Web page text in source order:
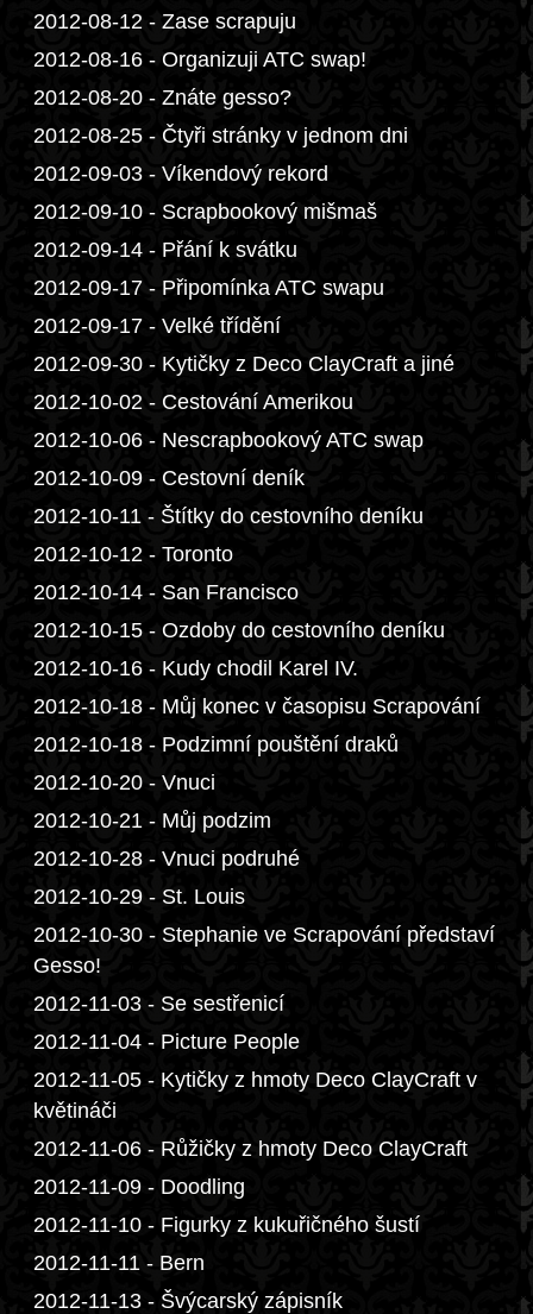
2012-08-12 - Zase scrapuju
2012-08-16 - Organizuji ATC swap!
2012-08-20 - Znáte gesso?
2012-08-25 - Čtyři stránky v jednom dni
2012-09-03 - Víkendový rekord
2012-09-10 - Scrapbookový mišmaš
2012-09-14 - Přání k svátku
2012-09-17 - Připomínka ATC swapu
2012-09-17 - Velké třídění
2012-09-30 - Kytičky z Deco ClayCraft a jiné
2012-10-02 - Cestování Amerikou
2012-10-06 - Nescrapbookový ATC swap
2012-10-09 - Cestovní deník
2012-10-11 - Štítky do cestovního deníku
2012-10-12 - Toronto
2012-10-14 - San Francisco
2012-10-15 - Ozdoby do cestovního deníku
2012-10-16 - Kudy chodil Karel IV.
2012-10-18 - Můj konec v časopisu Scrapování
2012-10-18 - Podzimní pouštění draků
2012-10-20 - Vnuci
2012-10-21 - Můj podzim
2012-10-28 - Vnuci podruhé
2012-10-29 - St. Louis
2012-10-30 - Stephanie ve Scrapování představí
Gesso!
2012-11-03 - Se sestřenicí
2012-11-04 - Picture People
2012-11-05 - Kytičky z hmoty Deco ClayCraft v
květináči
2012-11-06 - Růžičky z hmoty Deco ClayCraft
2012-11-09 - Doodling
2012-11-10 - Figurky z kukuřičného šustí
2012-11-11 - Bern
2012-11-13 - Švýcarský zápisník